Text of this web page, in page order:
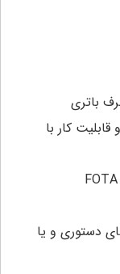
باتری
• ارسال اطلاعات دریافتی از طریق GPRS و قابلیت کار با
دستوری و یا